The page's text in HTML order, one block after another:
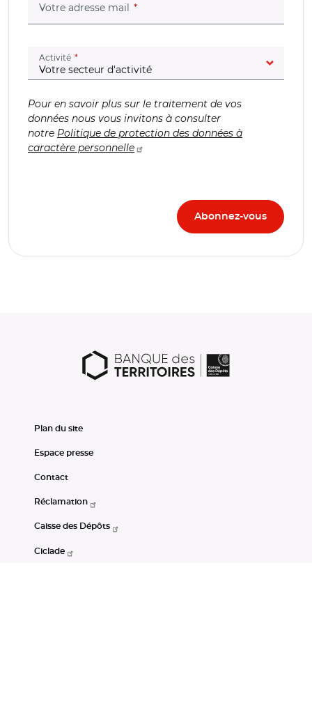
Votre adresse mail (champ obligatoire)
Activité (champ obligatoire)
Pour en savoir plus sur le traitement de vos
données nous vous invitons à consulter
notre Politique de protection des données à
caractère personnelle
Plan du site
Espace presse
Contact
Réclamation
Caisse des Dépôts
Ciclade